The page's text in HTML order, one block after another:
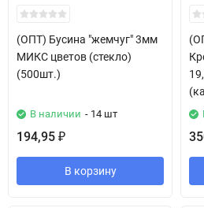
(ОПТ) Бусина "жемчуг" 3мм
МИКС цветов (стекло)
(500шт.)
В наличии - 14 шт
194,95 ₽
В корзину